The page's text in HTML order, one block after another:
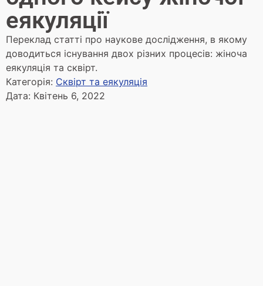
еякуляції
Переклад статті про наукове дослідження, в якому
доводиться існування двох різних процесів: жіноча
еякуляція та сквірт.
Категорія: Сквірт та еякуляція
Дата: Квітень 6, 2022